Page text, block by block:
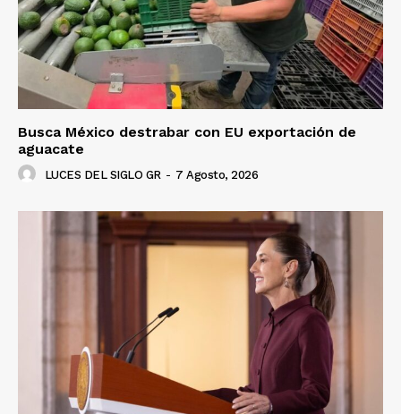
Busca México destrabar con EU exportación de
aguacate
LUCES DEL SIGLO GR - 7 Agosto, 2026